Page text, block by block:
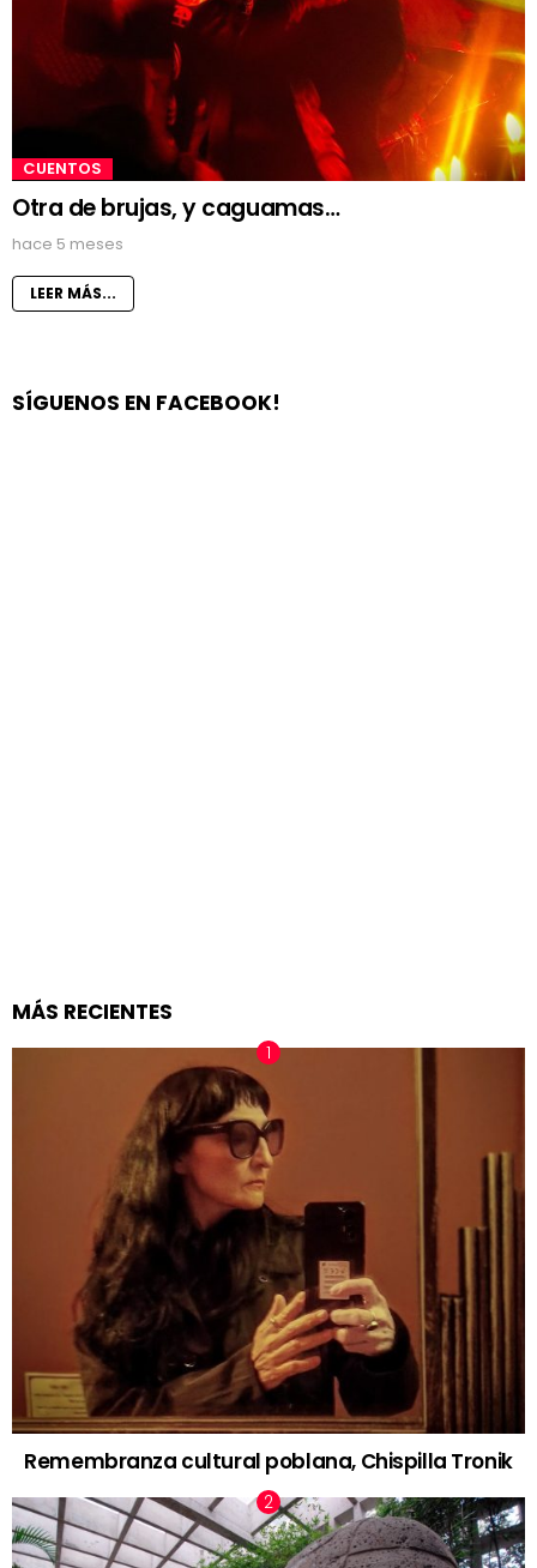
CUENTOS
Otra de brujas, y caguamas…
hace 5 meses
LEER MÁS...
SÍGUENOS EN FACEBOOK!
MÁS RECIENTES
Remembranza cultural poblana, Chispilla Tronik